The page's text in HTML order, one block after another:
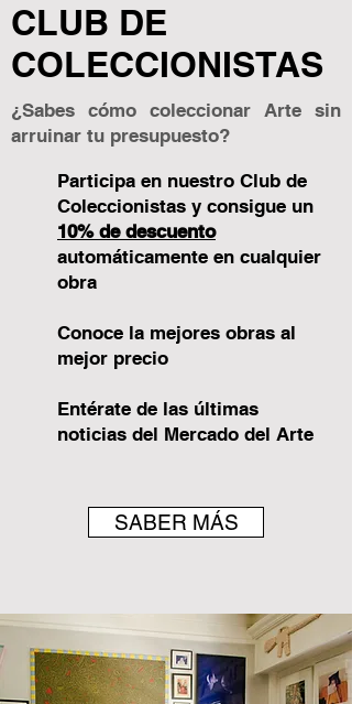
CLUB DE
COLECCIONISTAS
¿Sabes cómo coleccionar Arte sin
arruinar tu presupuesto?
Participa en nuestro Club de
Coleccionistas y consigue un
10% de descuento
automáticamente en cualquier
obra
Conoce la mejores obras al
mejor precio
Entérate de las últimas
noticias del Mercado del Arte
SABER MÁS